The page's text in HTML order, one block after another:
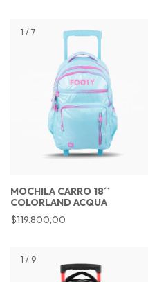
1 / 7
MOCHILA CARRO 18´´
COLORLAND ACQUA
$119.800,00
1 / 9